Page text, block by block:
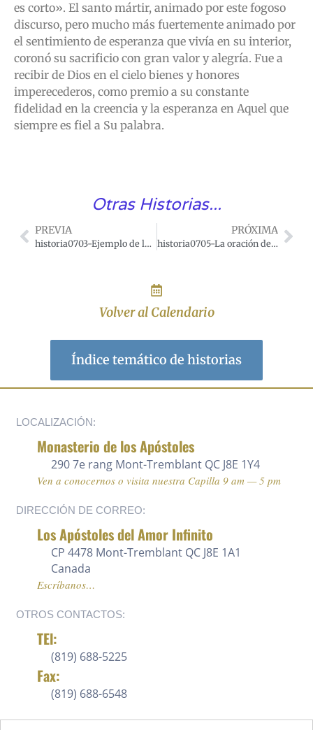
es corto». El santo mártir, animado por este fogoso
discurso, pero mucho más fuertemente animado por
el sentimiento de esperanza que vivía en su interior,
coronó su sacrificio con gran valor y alegría. Fue a
recibir de Dios en el cielo bienes y honores
imperecederos, como premio a su constante
fidelidad en la creencia y la esperanza en Aquel que
siempre es fiel a Su palabra.
Otras Historias...
PREVIA
historia0703-Ejemplo de la misericordia de Dios
PRÓXIMA
historia0705-La oración de la jardinera
Volver al Calendario
Índice temático de historias
LOCALIZACIÓN:
Monasterio de los Apóstoles
290 7e rang Mont-Tremblant QC J8E 1Y4
Ven a conocernos o visita nuestra Capilla 9 am — 5 pm
DIRECCIÓN DE CORREO:
Los Apóstoles del Amor Infinito
CP 4478 Mont-Tremblant QC J8E 1A1
Canada
Escríbanos…
OTROS CONTACTOS:
TEl:
(819) 688-5225 ‍
Fax:
(819) 688-6548